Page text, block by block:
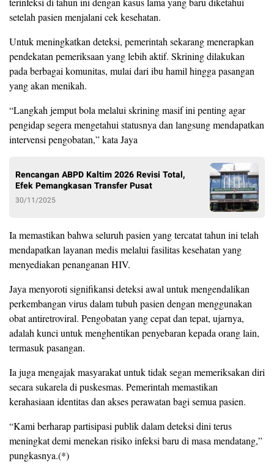
setelah pasien menjalani cek kesehatan.
Untuk meningkatkan deteksi, pemerintah sekarang menerapkan
pendekatan pemeriksaan yang lebih aktif. Skrining dilakukan
pada berbagai komunitas, mulai dari ibu hamil hingga pasangan
yang akan menikah.
“Langkah jemput bola melalui skrining masif ini penting agar
pengidap segera mengetahui statusnya dan langsung mendapatkan
intervensi pengobatan,” kata Jaya
Rencangan ABPD Kaltim 2026 Revisi Total,
Efek Pemangkasan Transfer Pusat
30/11/2025
Ia memastikan bahwa seluruh pasien yang tercatat tahun ini telah
mendapatkan layanan medis melalui fasilitas kesehatan yang
menyediakan penanganan HIV.
Jaya menyoroti signifikansi deteksi awal untuk mengendalikan
perkembangan virus dalam tubuh pasien dengan menggunakan
obat antiretroviral. Pengobatan yang cepat dan tepat, ujarnya,
adalah kunci untuk menghentikan penyebaran kepada orang lain,
termasuk pasangan.
Ia juga mengajak masyarakat untuk tidak segan memeriksakan diri
secara sukarela di puskesmas. Pemerintah memastikan
kerahasiaan identitas dan akses perawatan bagi semua pasien.
“Kami berharap partisipasi publik dalam deteksi dini terus
meningkat demi menekan risiko infeksi baru di masa mendatang,”
pungkasnya.(*)